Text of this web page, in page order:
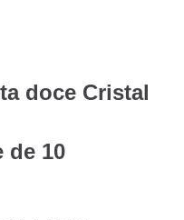
doce Cristal
de 10